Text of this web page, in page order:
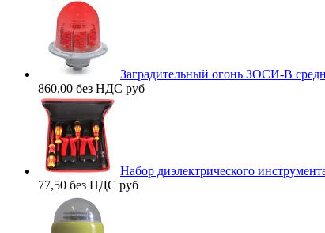
Заградительный огонь ЗОСИ-В
860,00 без НДС руб
Набор диэлектрического
77,50 без НДС руб